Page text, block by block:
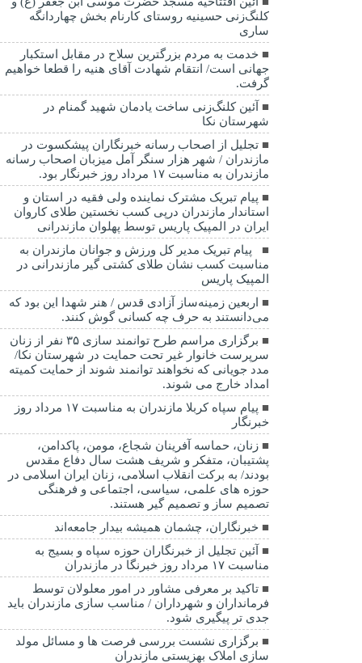
کلنگ‌زنی حسینیه روستای کارنام بخش چهاردانگه
ساری
خدمت به مردم بزرگترین سلاح در مقابل استکبار
جهانی است/ انتقام شهادت آقای هنیه را قطعا خواهیم
گرفت.
آئین کلنگ‌زنی ساخت یادمان شهید گمنام در
شهرستان نکا
تجلیل از اصحاب رسانه خبرنگاران پیشکسوت در
مازندران / شهر هزار سنگر آمل میزبان اصحاب رسانه
مازندران به مناسبت ۱۷ مرداد روز خبرنگار بود.
پیام تبریک مشترک نماینده ولی فقیه در استان و
استاندار مازندران درپی کسب نخستین طلای کاروان
ایران در المپیک پاریس توسط پهلوان مازندرانی
‍ ‍ پیام تبریک مدیر کل ورزش و جوانان مازندران به
مناسبت کسب نشان طلای کشتی گیر مازندرانی در
المپیک پاریس
اربعین زمینه‌ساز آزادی قدس / هنر شهدا این بود که
می‌دانستند به حرف چه کسانی گوش کنند.
برگزاری مراسم طرح توانمند سازی ۳۵ نفر از زنان
سرپرست خانوار غیر تحت حمایت در شهرستان نکا/
مدد جویانی که نخواهند توانمند شوند از حمایت کمیته
امداد خارج می شوند.
پیام سپاه کربلا مازندران به مناسبت ۱۷ مرداد روز
خبرنگار
زنان، حماسه آفرینان شجاع، مومن، پاکدامن،
پشتیبان، متفکر و شریف هشت سال دفاع مقدس
بودند/ به برکت انقلاب اسلامی، زنان ایران اسلامی در
حوزه های علمی، سیاسی، اجتماعی و فرهنگی
تصمیم ساز و تصمیم گیر هستند.
خبرنگاران، چشمان همیشه بیدار جامعه‌اند
آئین تجلیل از خبرنگاران حوزه سپاه و بسیج به
مناسبت ۱۷ مرداد روز خبرنگا در مازندران
تاکید بر معرفی مشاور در امور معلولان توسط
فرمانداران و شهرداران / مناسب سازی مازندران باید
جدی تر پیگیری شود.
برگزاری نشست بررسی فرصت ها و مسائل مولد
سازی املاک بهزیستی مازندران